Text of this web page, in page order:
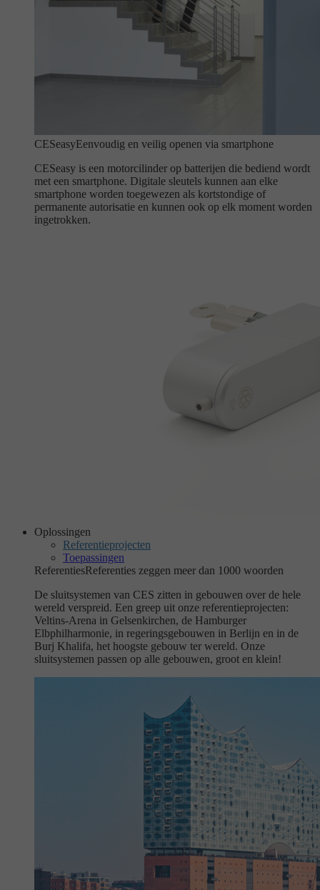
CESeasyEenvoudig en veilig openen via smartphone
CESeasy is een motorcilinder op batterijen die bediend wordt
met een smartphone. Digitale sleutels kunnen aan elke
smartphone worden toegewezen als kortstondige of
permanente autorisatie en kunnen ook op elk moment worden
ingetrokken.
Oplossingen
Referentieprojecten
Toepassingen
ReferentiesReferenties zeggen meer dan 1000 woorden
De sluitsystemen van CES zitten in gebouwen over de hele
wereld verspreid. Een greep uit onze referentieprojecten:
Veltins-Arena in Gelsenkirchen, de Hamburger
Elbphilharmonie, in regeringsgebouwen in Berlijn en in de
Burj Khalifa, het hoogste gebouw ter wereld. Onze
sluitsystemen passen op alle gebouwen, groot en klein!